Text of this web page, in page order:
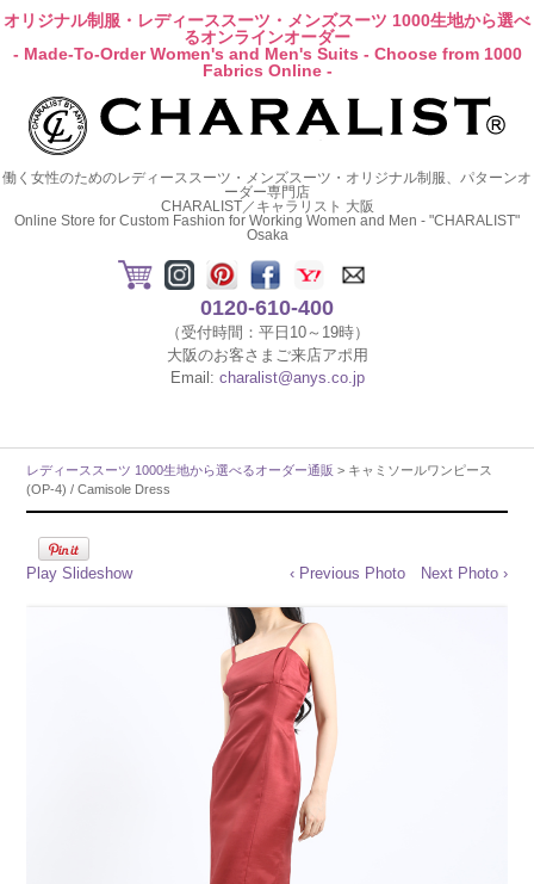
オリジナル制服・レディーススーツ・メンズスーツ 1000生地から選べ
るオンラインオーダー
- Made-To-Order Women's and Men's Suits - Choose from 1000
Fabrics Online -
働く女性のためのレディーススーツ・メンズスーツ・オリジナル制服、パターンオ
ーダー専門店
CHARALIST／キャラリスト 大阪
Online Store for Custom Fashion for Working Women and Men - "CHARALIST"
Osaka
0120-610-400
（受付時間：平日10～19時）
大阪のお客さまご来店アポ用
Email: charalist@anys.co.jp
レディーススーツ 1000生地から選べるオーダー通販 > キャミソールワンピース
(OP-4) / Camisole Dress
Play Slideshow ‹ Previous Photo Next Photo ›